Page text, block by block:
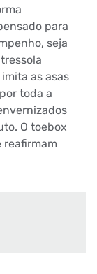
para
seja
as asas
toda a
O toebox
reafirmam